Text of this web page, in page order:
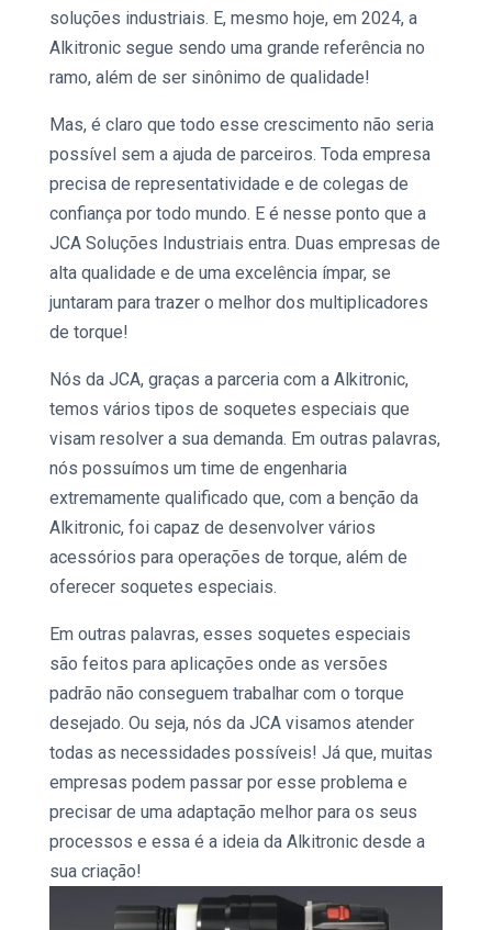
soluções industriais. E, mesmo hoje, em 2024, a
Alkitronic segue sendo uma grande referência no
ramo, além de ser sinônimo de qualidade!
Mas, é claro que todo esse crescimento não seria
possível sem a ajuda de parceiros. Toda empresa
precisa de representatividade e de colegas de
confiança por todo mundo. E é nesse ponto que a
JCA Soluções Industriais entra. Duas empresas de
alta qualidade e de uma excelência ímpar, se
juntaram para trazer o melhor dos multiplicadores
de torque!
Nós da JCA, graças a parceria com a Alkitronic,
temos vários tipos de soquetes especiais que
visam resolver a sua demanda. Em outras palavras,
nós possuímos um time de engenharia
extremamente qualificado que, com a benção da
Alkitronic, foi capaz de desenvolver vários
acessórios para operações de torque,além de
oferecer soquetes especiais.
Em outras palavras, esses soquetes especiais
são feitos para aplicações onde as versões
padrão não conseguem trabalhar com o torque
desejado. Ou seja, nós da JCA visamos atender
todas as necessidades possíveis! Já que, muitas
empresas podem passar por esse problema e
precisar de uma adaptação melhor para os seus
processos e essa é a ideia da Alkitronicdesde a
sua criação!